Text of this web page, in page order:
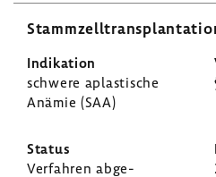
schwere aplas­ti­sche
Anämie (SAA)
Verfahren abge­